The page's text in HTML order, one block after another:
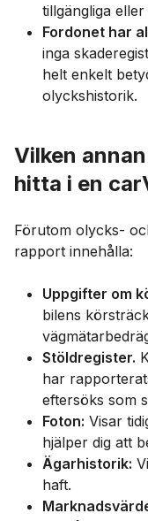
tillgängliga
Fordonet har
inga
helt enkelt
olyckshistorik.
Vilken
hitta i en
Förutom olycks-
rapport innehålla:
Uppgifter om
bilens
Stöldregister.
har
eftersöks som
Foton: Visar
hjälper dig att
Ägarhistorik:
haft.